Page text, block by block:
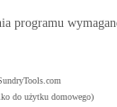
programu
do użytku domowego)